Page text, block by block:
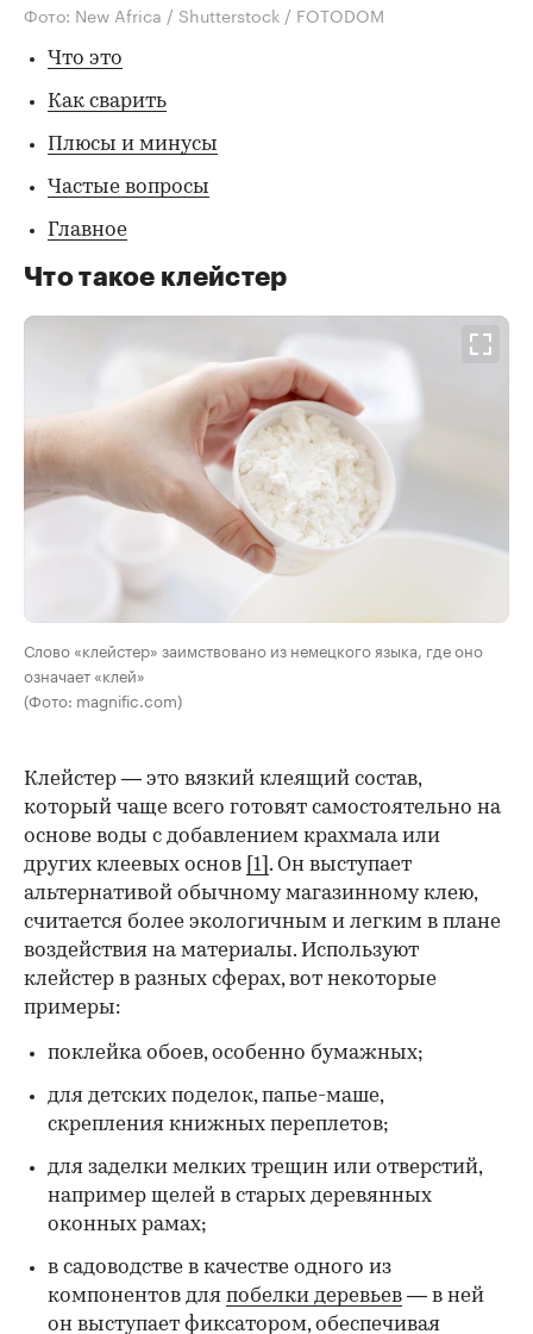
Фото: New Africa / Shutterstock / FOTODOM
Что это
Как сварить
Плюсы и минусы
Частые вопросы
Главное
Что такое клейстер
Слово «клейстер» заимствовано из немецкого языка, где оно
означает «клей»
(Фото: magnific.com)
00:00 / 00:00
Клейстер — это вязкий клеящий состав,
который чаще всего готовят самостоятельно на
основе воды с добавлением крахмала или
других клеевых основ [1] . Он выступает
альтернативой обычному магазинному клею,
считается более экологичным и легким в плане
воздействия на материалы. Используют
клейстер в разных сферах, вот некоторые
примеры:
поклейка обоев, особенно бумажных;
для детских поделок, папье-маше,
скрепления книжных переплетов;
для заделки мелких трещин или отверстий,
например щелей в старых деревянных
оконных рамах;
в садоводстве в качестве одного из
компонентов для побелки деревьев — в ней
он выступает фиксатором, обеспечивая